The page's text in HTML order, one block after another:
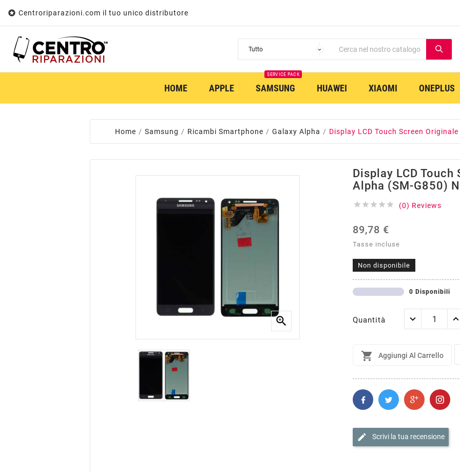
 Centroriparazioni.com il tuo unico distributore
HOME APPLE SAMSUNG
SERVICE PACK
HUAWEI XIAOMI ONEPLUS
Home Samsung Ricambi Smartphone Galaxy Alpha Display LCD Touch Screen

Display LCD
Alpha (SM-G850)
     (0) Reviews
89,78 €
Tasse incluse
Non disponibile
0 Disponibili
Quantità
 Aggiungi Al Carrello
edit Scrivi la tua recensione